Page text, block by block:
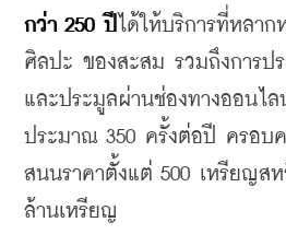
กว่า 250 ปี ได้ให้บริการที่หลา
ศิลปะ ของสะสม รวมถึงการป
และประมูลผ่านช่องทางออนไ
ประมาณ 350 ครั้งต่อปี ครอบ
สนนราคาตั้งแต่ 500 เหรียญสห
ล้านเหรียญ